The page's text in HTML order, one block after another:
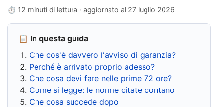
⏱ 12 minuti di lettura · aggiornato al 27 luglio 2026
📋 In questa guida
Che cos'è davvero l'avviso di garanzia?
Perché è arrivato proprio adesso?
Che cosa devi fare nelle prime 72 ore?
Come si legge: le norme citate contano
Che cosa succede dopo